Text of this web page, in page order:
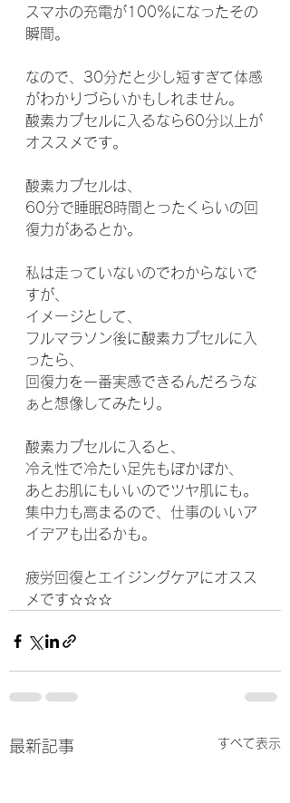
スマホの充電が100％になったその
瞬間。
なので、30分だと少し短すぎて体感
がわかりづらいかもしれません。
酸素カプセルに入るなら60分以上が
オススメです。
酸素カプセルは、
60分で睡眠8時間とったくらいの回
復力があるとか。
私は走っていないのでわからないで
すが、
イメージとして、
フルマラソン後に酸素カプセルに入
ったら、
回復力を一番実感できるんだろうな
ぁと想像してみたり。
酸素カプセルに入ると、
冷え性で冷たい足先もぽかぽか、
あとお肌にもいいのでツヤ肌にも。
集中力も高まるので、仕事のいいア
イデアも出るかも。
疲労回復とエイジングケアにオスス
メです☆☆☆
最新記事 すべて表示